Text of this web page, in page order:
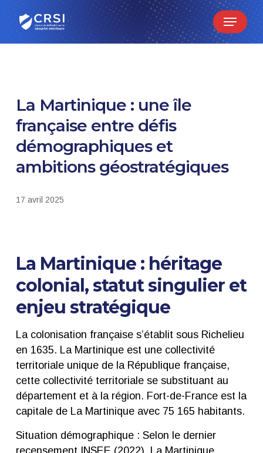
Skip
to
main
Menu
La Martinique : une île
française entre défis
démographiques et
ambitions géostratégiques
17 avril 2025
La Martinique : héritage
colonial, statut singulier et
enjeu stratégique
La colonisation française s’établit sous Richelieu
en 1635. La Martinique est une collectivité
territoriale unique de la République française,
cette collectivité territoriale se substituant au
département et à la région. Fort-de-France est la
capitale de La Martinique avec 75 165 habitants.
Situation démographique : Selon le dernier
recensement INSEE (2022), La Martinique